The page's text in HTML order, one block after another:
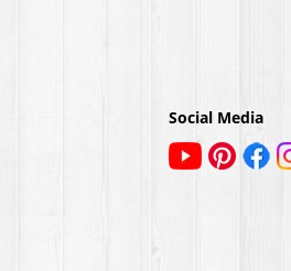
Social Media